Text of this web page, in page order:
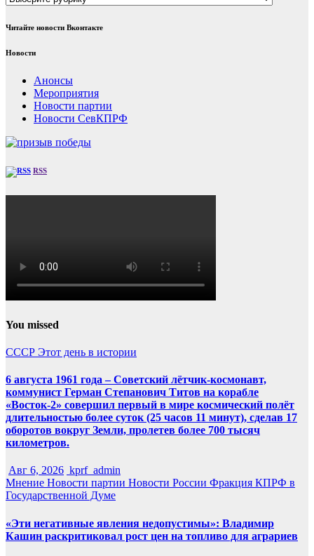
Читайте новости Вконтакте
Новости
Анонсы
Мероприятия
Новости партии
Новости СевКПРФ
RSS
You missed
СССР Этот день в истории
6 августа 1961 года – Советский лётчик-космонавт,
коммунист Герман Степанович Титов на корабле
«Восток-2» совершил первый в мире космический полёт
длительностью более суток (25 часов 11 минут), сделав 17
оборотов вокруг Земли, пролетев более 700 тысяч
километров.
Авг 6, 2026 kprf_admin
Мнение Новости партии Новости России Фракция КПРФ в
Государственной Думе
«Эти негативные явления недопустимы»: Владимир
Кашин раскритиковал рост цен на топливо для аграриев